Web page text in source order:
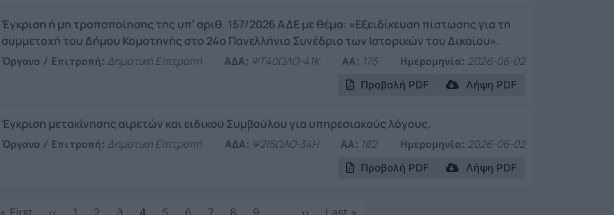
Έγκριση ή μη τροποποίησης της υπ’ αριθ. 157/2026 ΑΔΕ με θέμα: «Εξειδίκευση πίστωσης για τη
συμμετοχή του Δήμου Κομοτηνής στο 24ο Πανελλήνιο Συνέδριο των Ιστορικών του Δικαίου».
Όργανο / Επιτροπή: Δημοτική Επιτροπή ΑΔΑ: ΨΤ40ΩΛΟ-41Κ ΑΑ: 175 Ημερομηνία: 2026-06-02
Προβολή PDF Λήψη PDF
Έγκριση μετακίνησης αιρετών και ειδικού Συμβούλου για υπηρεσιακούς λόγους.
Όργανο / Επιτροπή: Δημοτική Επιτροπή ΑΔΑ: Ψ2Ι5ΩΛΟ-34Η ΑΑ: 182 Ημερομηνία: 2026-06-02
Προβολή PDF Λήψη PDF
Pagination
« First First page
‹‹ Previous page
1 2 3 4 5 6 7 8 9 ›› Next page
Last »